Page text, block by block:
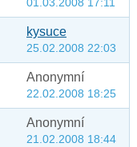
01.03.2008 17:11
kysuce
25.02.2008 22:03
Anonymní
22.02.2008 18:25
Anonymní
21.02.2008 18:44